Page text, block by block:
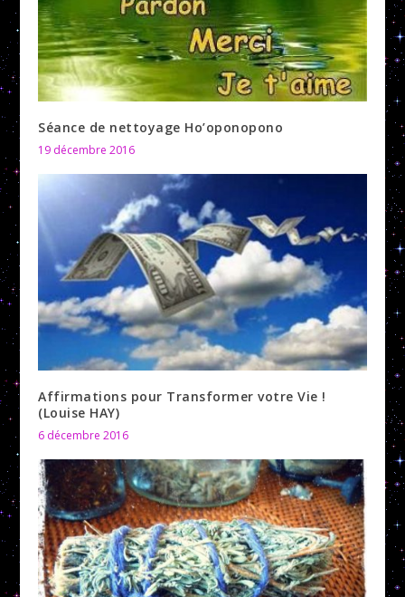
Séance de nettoyage Ho’oponopono
19 décembre 2016
Affirmations pour Transformer votre Vie !
(Louise HAY)
6 décembre 2016